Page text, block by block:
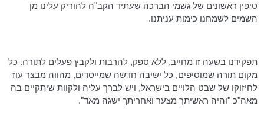
טיפין ראשונים של גשמי הברכה שעתיד הקב"ה להוריק עלינו מן
השמים לשמחנו כימות עניתנו.
תפקידנו בשעה זו מחייב, ללא ספק, להרבות ולקבץ פעלים לתורה. כל
מקום תורה שמוסיפים, כל ישיבה חדשה שמייסדים, מהווה מבצר עוז
לחיזוקו של שבט הלויים בישראל, ויש לברך עליה ולקוות שיתקיים בה
מאה"כ "והיה ראשיתך מצער ואחריתך ישגה מאד".